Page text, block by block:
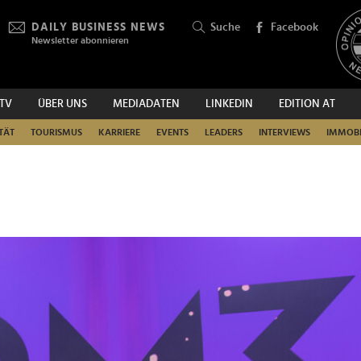
DAILY BUSINESS NEWS
Newsletter abonnieren
Suche Facebook
ÜBER UNS MEDIADATEN LINKEDIN EDITION AT
TOURISMUS KARRIERE EVENTS LEADERS INTERVIEWS
SUCHEN